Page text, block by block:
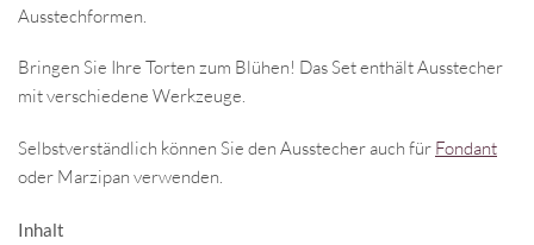
Ausstechformen.
Bringen Sie Ihre Torten zum Blühen! Das Set enthält Ausstecher
mit verschiedene Werkzeuge.
Selbstverständlich können Sie den Ausstecher auch für Fondant
oder Marzipan verwenden.
Inhalt